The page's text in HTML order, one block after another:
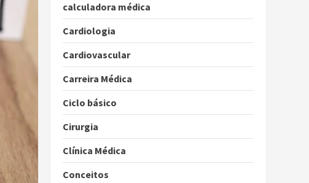
calculadora médica
Cardiologia
Cardiovascular
Carreira Médica
Ciclo básico
Cirurgia
Clínica Médica
Conceitos